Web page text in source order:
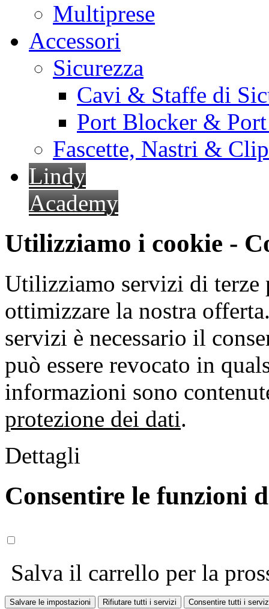
Multiprese
Accessori
Sicurezza
Cavi & Staffe di
Port Blocker &
Fascette, Nastri &
Lindy
Academy
Utilizziamo i cookie -
Utilizziamo servizi di terze
ottimizzare la nostra
servizi è necessario il
può essere revocato in
informazioni sono
protezione dei dati.
Dettagli
Consentire le funzioni
Salva il carrello per la
Salvare le impostazioni Rifiutare tutti i servizi Consentire tutti i